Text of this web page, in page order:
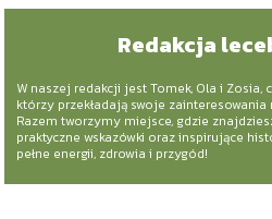
Redakcja
W naszej redakcji jest Tomek, Ola i
którzy przekładają swoje zainteresowania
Razem tworzymy miejsce, gdzie
praktyczne wskazówki oraz inspirujące
pełne energii, zdrowia i przygód!